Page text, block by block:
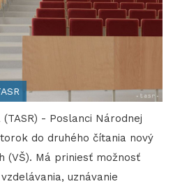
- Poslanci Národnej
do druhého čítania nový
(VŠ). Má priniesť možnosť
uznávanie